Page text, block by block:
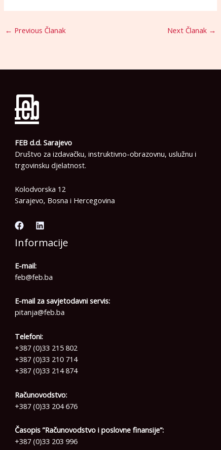
← Previous Članak Next Članak →
FEB d.d. Sarajevo
Društvo za izdavačku, instruktivno-obrazovnu, uslužnu i
trgovinsku djelatnost.
Kolodvorska 12
Sarajevo, Bosna i Hercegovina
Informacije
E-mail:
feb@feb.ba
E-mail za savjetodavni servis:
pitanja@feb.ba
Telefoni:
+387 (0)33 215 802
+387 (0)33 210 714
+387 (0)33 214 874
Računovodstvo:
+387 (0)33 204 676
Časopis ”Računovodstvo i poslovne finansije”:
+387 (0)33 203 996